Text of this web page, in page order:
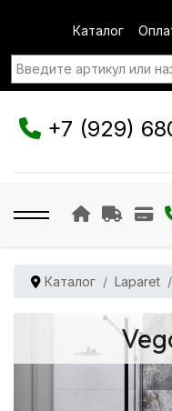
Каталог
+7 (929)
Каталог Laparet